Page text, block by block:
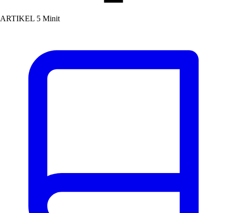
ARTIKEL 5 Minit